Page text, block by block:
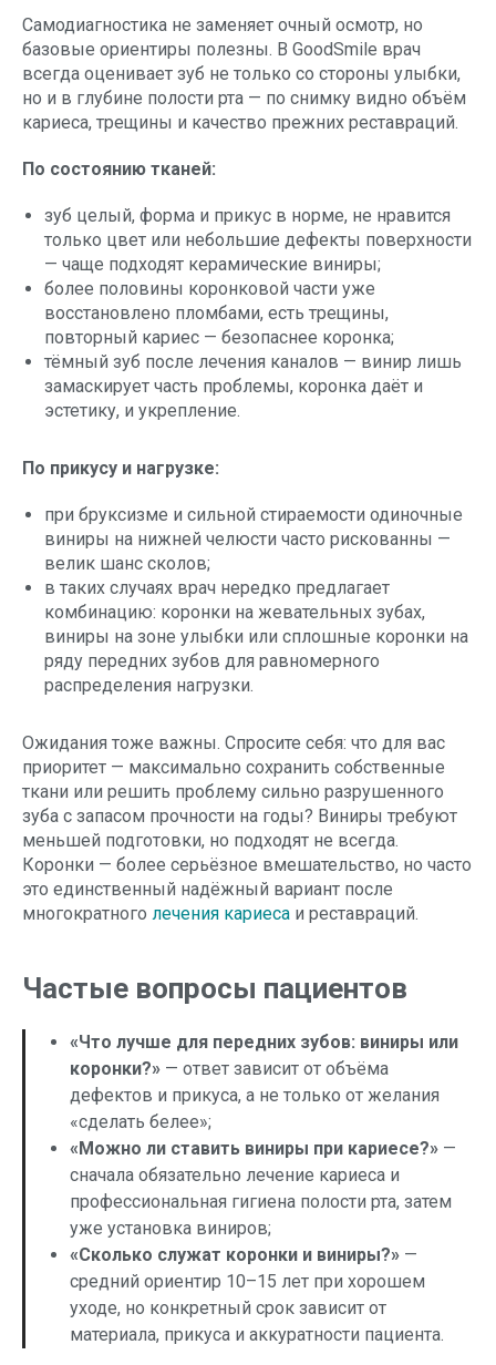
Самодиагностика не заменяет очный осмотр, но
базовые ориентиры полезны. В GoodSmile врач
всегда оценивает зуб не только со стороны улыбки,
но и в глубине полости рта — по снимку видно объём
кариеса, трещины и качество прежних реставраций.
По состоянию тканей:
зуб целый, форма и прикус в норме, не нравится
только цвет или небольшие дефекты поверхности
— чаще подходят керамические виниры;
более половины коронковой части уже
восстановлено пломбами, есть трещины,
повторный кариес — безопаснее коронка;
тёмный зуб после лечения каналов — винир лишь
замаскирует часть проблемы, коронка даёт и
эстетику, и укрепление.
По прикусу и нагрузке:
при бруксизме и сильной стираемости одиночные
виниры на нижней челюсти часто рискованны —
велик шанс сколов;
в таких случаях врач нередко предлагает
комбинацию: коронки на жевательных зубах,
виниры на зоне улыбки или сплошные коронки на
ряду передних зубов для равномерного
распределения нагрузки.
Ожидания тоже важны. Спросите себя: что для вас
приоритет — максимально сохранить собственные
ткани или решить проблему сильно разрушенного
зуба с запасом прочности на годы? Виниры требуют
меньшей подготовки, но подходят не всегда.
Коронки — более серьёзное вмешательство, но часто
это единственный надёжный вариант после
многократного лечения кариеса и реставраций.
Частые вопросы пациентов
«Что лучше для передних зубов: виниры или
коронки?» — ответ зависит от объёма
дефектов и прикуса, а не только от желания
«сделать белее»;
«Можно ли ставить виниры при кариесе?» —
сначала обязательно лечение кариеса и
профессиональная гигиена полости рта, затем
уже установка виниров;
«Сколько служат коронки и виниры?» —
средний ориентир 10–15 лет при хорошем
уходе, но конкретный срок зависит от
материала, прикуса и аккуратности пациента.